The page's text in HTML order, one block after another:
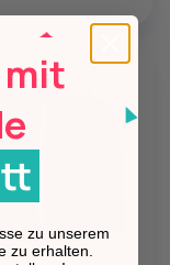
mit
zu unserem
zu erhalten.